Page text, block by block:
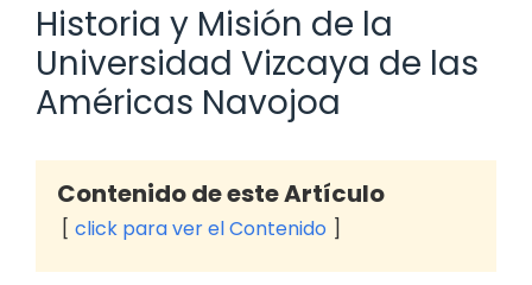
Historia y Misión de la
Universidad Vizcaya de las
Américas Navojoa
Contenido de este Artículo
click para ver el Contenido